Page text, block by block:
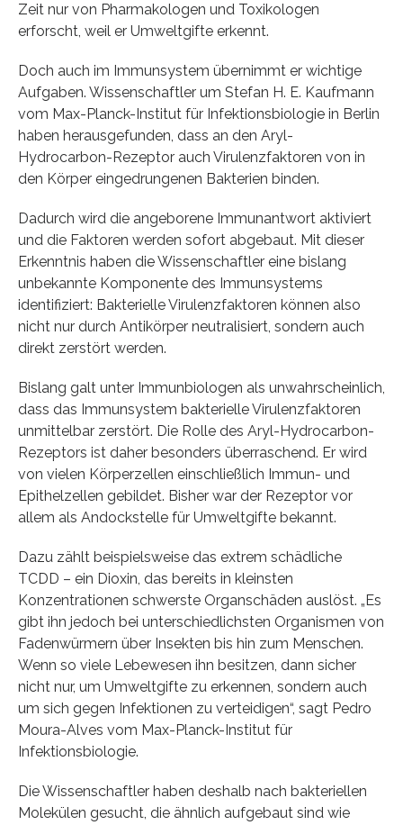
Zeit nur von Pharmakologen und Toxikologen
erforscht, weil er Umweltgifte erkennt.
Doch auch im Immunsystem übernimmt er wichtige
Aufgaben. Wissenschaftler um Stefan H. E. Kaufmann
vom Max-Planck-Institut für Infektionsbiologie in Berlin
haben herausgefunden, dass an den Aryl-
Hydrocarbon-Rezeptor auch Virulenzfaktoren von in
den Körper eingedrungenen Bakterien binden.
Dadurch wird die angeborene Immunantwort aktiviert
und die Faktoren werden sofort abgebaut. Mit dieser
Erkenntnis haben die Wissenschaftler eine bislang
unbekannte Komponente des Immunsystems
identifiziert: Bakterielle Virulenzfaktoren können also
nicht nur durch Antikörper neutralisiert, sondern auch
direkt zerstört werden.
Bislang galt unter Immunbiologen als unwahrscheinlich,
dass das Immunsystem bakterielle Virulenzfaktoren
unmittelbar zerstört. Die Rolle des Aryl-Hydrocarbon-
Rezeptors ist daher besonders überraschend. Er wird
von vielen Körperzellen einschließlich Immun- und
Epithelzellen gebildet. Bisher war der Rezeptor vor
allem als Andockstelle für Umweltgifte bekannt.
Dazu zählt beispielsweise das extrem schädliche
TCDD – ein Dioxin, das bereits in kleinsten
Konzentrationen schwerste Organschäden auslöst. „Es
gibt ihn jedoch bei unterschiedlichsten Organismen von
Fadenwürmern über Insekten bis hin zum Menschen.
Wenn so viele Lebewesen ihn besitzen, dann sicher
nicht nur, um Umweltgifte zu erkennen, sondern auch
um sich gegen Infektionen zu verteidigen“, sagt Pedro
Moura-Alves vom Max-Planck-Institut für
Infektionsbiologie.
Die Wissenschaftler haben deshalb nach bakteriellen
Molekülen gesucht, die ähnlich aufgebaut sind wie